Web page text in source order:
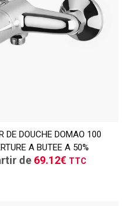
DE DOUCHE DOMAO 100
A BUTEE A 50%
de 69.12€ TTC
CONSULTER
Demande de devis